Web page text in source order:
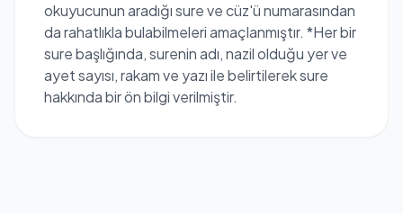
okuyucunun aradığı sure ve cüz'ü numarasından
da rahatlıkla bulabilmeleri amaçlanmıştır. *Her bir
sure başlığında, surenin adı, nazil olduğu yer ve
ayet sayısı, rakam ve yazı ile belirtilerek sure
hakkında bir ön bilgi verilmiştir.